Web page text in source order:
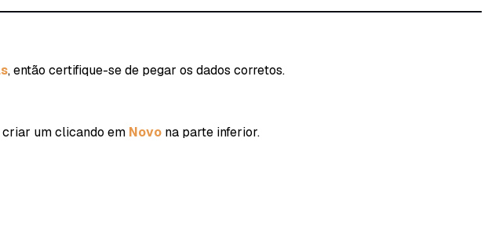
, então certifique-se de pegar os dados corretos.
criar um clicando em Novo na parte inferior.